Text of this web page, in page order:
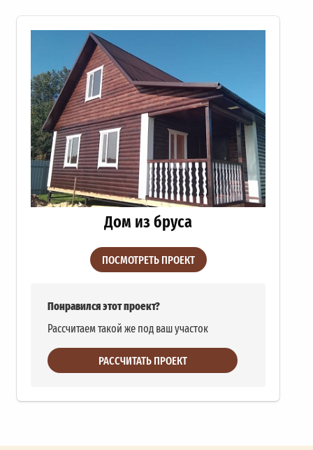
Дом из бруса
ПОСМОТРЕТЬ ПРОЕКТ
Понравился этот проект?
Рассчитаем такой же под ваш участок
РАССЧИТАТЬ ПРОЕКТ